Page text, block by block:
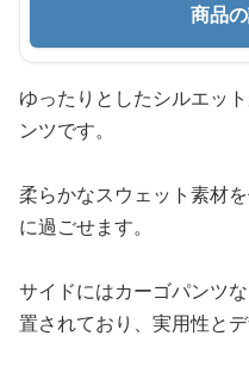
商品
ゆったりとしたシルエッ
ンツです。
柔らかなスウェット素材
に過ごせます。
サイドにはカーゴパンツ
置されており、実用性と